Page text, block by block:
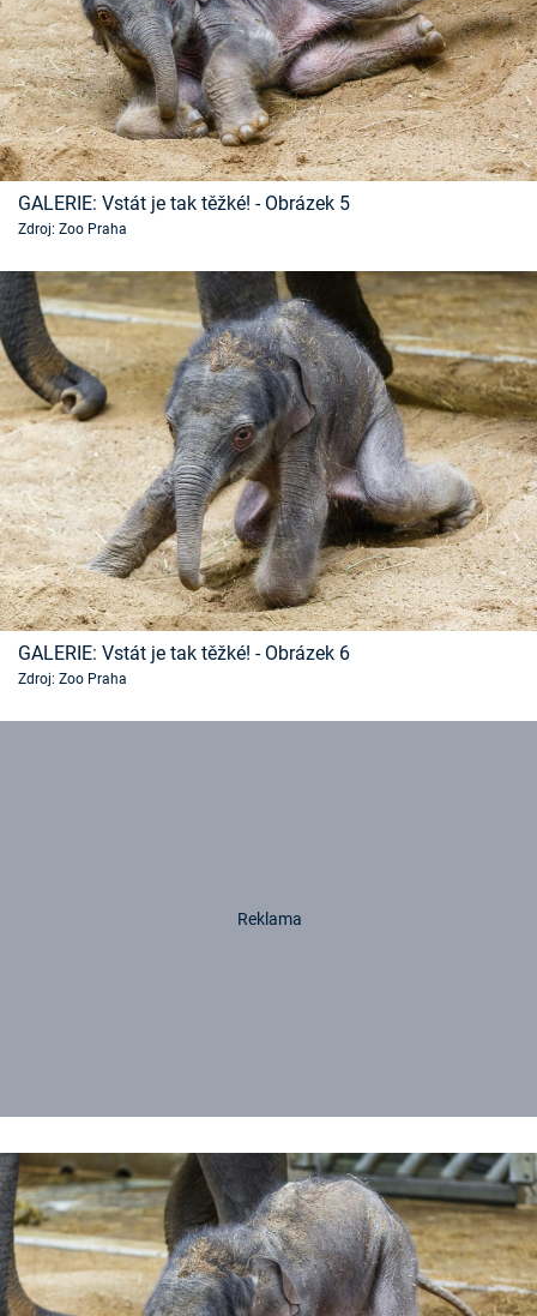
GALERIE: Vstát je tak těžké! - Obrázek 5
Zdroj: Zoo Praha
GALERIE: Vstát je tak těžké! - Obrázek 6
Zdroj: Zoo Praha